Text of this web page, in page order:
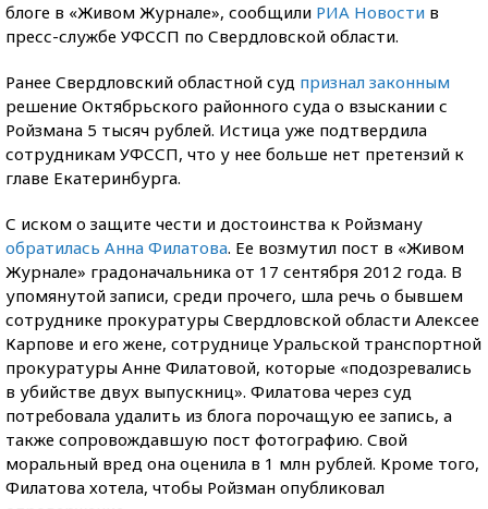
блоге в «Живом Журнале», сообщили РИА Новости в
пресс-службе УФССП по Свердловской области.
Ранее Свердловский областной суд признал законным
решение Октябрьского районного суда о взыскании с
Ройзмана 5 тысяч рублей. Истица уже подтвердила
сотрудникам УФССП, что у нее больше нет претензий к
главе Екатеринбурга.
С иском о защите чести и достоинства к Ройзману
обратилась Анна Филатова. Ее возмутил пост в «Живом
Журнале» градоначальника от 17 сентября 2012 года. В
упомянутой записи, среди прочего, шла речь о бывшем
сотруднике прокуратуры Свердловской области Алексее
Карпове и его жене, сотруднице Уральской транспортной
прокуратуры Анне Филатовой, которые «подозревались
в убийстве двух выпускниц». Филатова через суд
потребовала удалить из блога порочащую ее запись, а
также сопровождавшую пост фотографию. Свой
моральный вред она оценила в 1 млн рублей. Кроме того,
Филатова хотела, чтобы Ройзман опубликовал